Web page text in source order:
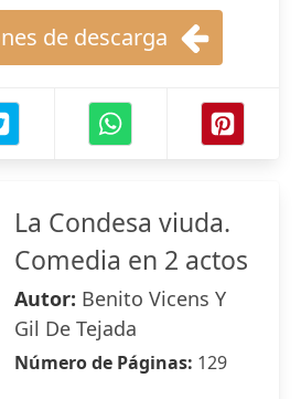
de descarga
La Condesa viuda.
Comedia en 2 actos
Autor: Benito Vicens Y
Gil De Tejada
Número de Páginas: 129